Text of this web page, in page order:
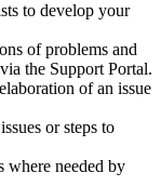
to develop your
of problems and
the Support Portal.
of an issue
or steps to
where needed by